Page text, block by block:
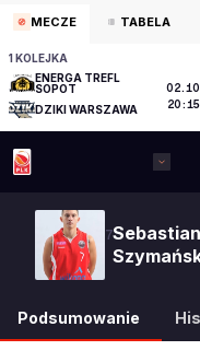
MECZE TABELA
1 KOLEJKA
ENERGA TREFL
SOPOT
DZIKI WARSZAWA
02.10
20:15
7Sebastian
Podsumowanie